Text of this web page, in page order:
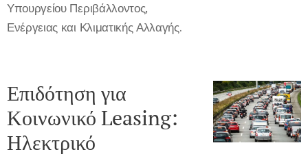
Υπουργείου Περιβάλλοντος,
Ενέργειας και Κλιματικής Αλλαγής.
Επιδότηση για
Κοινωνικό Leasing:
Ηλεκτρικό